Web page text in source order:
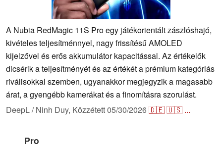
A Nubia RedMagic 11S Pro egy játékorientált zászlóshajó,
kivételes teljesítménnyel, nagy frissítésű AMOLED
kijelzővel és erős akkumulátor kapacitással. Az értékelők
dicsérik a teljesítményét és az értékét a prémium kategóriás
riválisokkal szemben, ugyanakkor megjegyzik a magasabb
árat, a gyengébb kamerákat és a finomításra szorulást.
DeepL / Ninh Duy, Közzétett05/30/2026🇩🇪🇺🇸 ...
Pro